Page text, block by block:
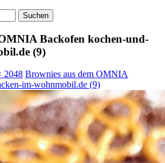
Backofen kochen-und-
(9)
2048 Brownies aus dem OMNIA
im-wohnmobil.de (9)